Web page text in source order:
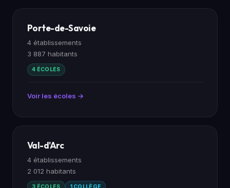
Porte-de-Savoie
4 établissements
3 887 habitants
4 ÉCOLES
Voir les écoles →
Val-d'Arc
4 établissements
2 012 habitants